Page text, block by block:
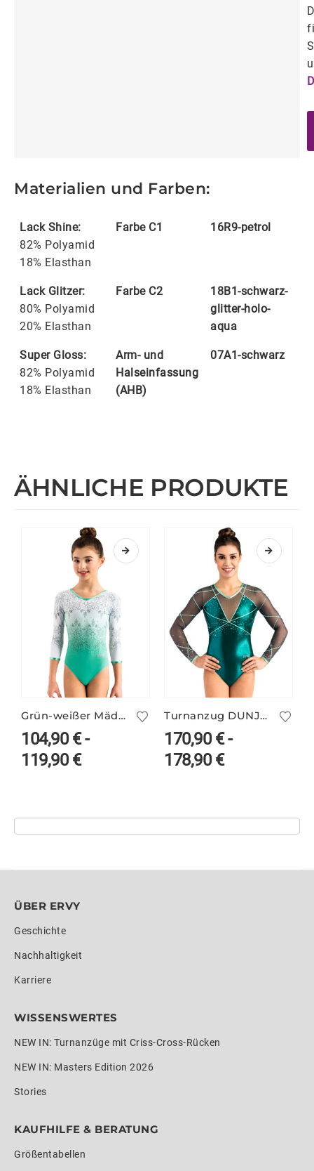
Materialien und Farben:
Lack Shine:
82% Polyamid
18% Elasthan
Farbe C1 16R9-petrol
Lack Glitzer:
80% Polyamid
20% Elasthan
Farbe C2
18B1-schwarz-
glitter-holo-
aqua
Super Gloss:
82% Polyamid
18% Elasthan
Arm- und
Halseinfassung
(AHB)
07A1-schwarz
ÄHNLICHE PRODUKTE
Grün-weißer Mädchen Print-Turnanzug ILKA/4
104,90€-
119,90€
Turnanzug DUNJA/1 langarm
170,90€-
178,90€
ÜBER ERVY
Geschichte
Nachhaltigkeit
Karriere
WISSENSWERTES
NEW IN: Turnanzüge mit Criss-Cross-Rücken
NEW IN: Masters Edition 2026
Stories
KAUFHILFE & BERATUNG
Größentabellen